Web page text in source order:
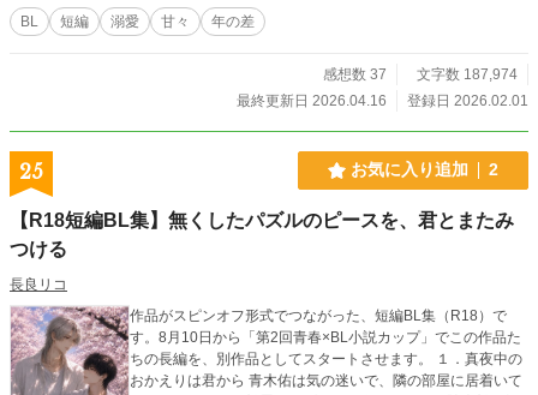
(攻)✕‬初恋を引き摺る大学生(受) 性的描写には※印有り
BL 短編 溺愛 甘々 年の差
感想数 37
文字数 187,974
最終更新日 2026.04.16
登録日 2026.02.01
25 お気に入り追加 2
【R18短編BL集】無くしたパズルのピースを、君とまたみ
つける
長良リコ
作品がスピンオフ形式でつながった、短編BL集（R18）で
す。8月10日から「第2回青春×BL小説カップ」でこの作品た
ちの長編を、別作品としてスタートさせます。 １．真夜中の
おかえりは君から 青木佑は気の迷いで、隣の部屋に居着いて